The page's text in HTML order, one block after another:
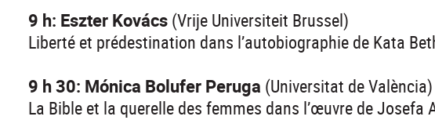
9 h: Eszter Kovács (Vrije Universiteit Brussel)
Liberté et prédestination dans l’autobiographie de Kata
9 h 30: Mónica Bolufer Peruga (Universitat de València)
La Bible et la querelle des femmes dans l’œuvre de Josefa